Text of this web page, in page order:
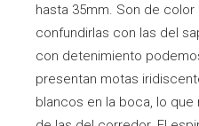
hasta 35mm. Son de
confundirlas con las del
con detenimiento
presentan motas
blancos en la boca, lo